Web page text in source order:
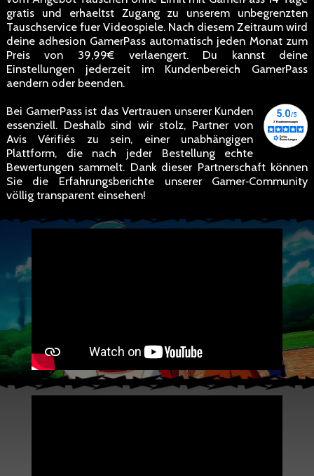
gratis und erhaeltst Zugang zu unserem unbegrenzten
Tauschservice fuer Videospiele. Nach diesem Zeitraum wird
deine adhesion GamerPass automatisch jeden Monat zum
Preis von 39,99€ verlaengert. Du kannst deine
Einstellungen jederzeit im Kundenbereich GamerPass
aendern oder beenden.
Bei GamerPass ist das Vertrauen unserer Kunden
essenziell. Deshalb sind wir stolz, Partner von
Avis Vérifiés zu sein, einer unabhängigen
Plattform, die nach jeder Bestellung echte
Bewertungen sammelt. Dank dieser Partnerschaft können
Sie die Erfahrungsberichte unserer Gamer‑Community
völlig transparent einsehen!